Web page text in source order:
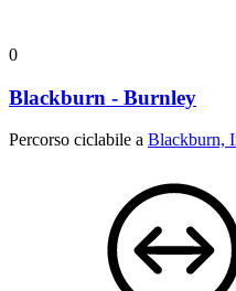
0
Blackburn - Burnley
Percorso ciclabile a Blackburn,